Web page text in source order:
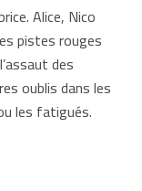
Alice, Nico
pistes rouges
des
oublis dans les
les fatigués.